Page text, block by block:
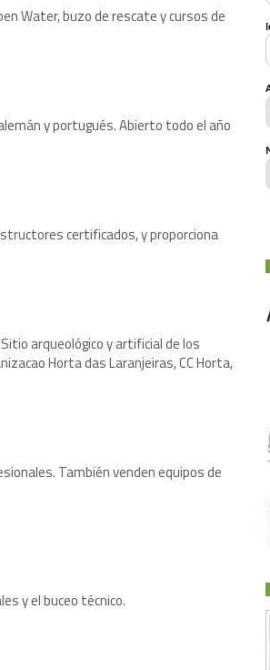
Water, buzo de rescate y cursos de
y portugués. Abierto todo el año
certificados, y proporciona
arqueológico y artificial de los
Horta das Laranjeiras, CC Horta,
También venden equipos de
y el buceo técnico.